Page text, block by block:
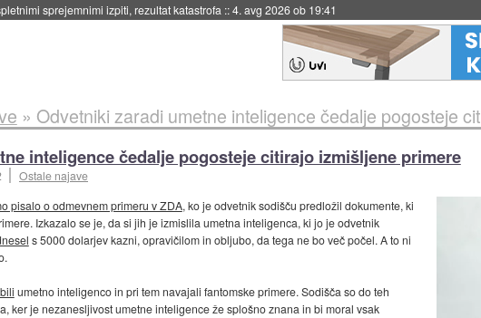
svojo raketo za večkratno uporabo::4. avg 2026 ob 19:41
» Odvetniki zaradi umetne inteligence čedalje pogosteje
inteligence čedalje pogosteje citirajo izmišljene primere
Ostale najave
pisalo o odmevnem primeru v ZDA, ko je odvetnik sodišču predložil dokumente, ki
Izkazalo se je, da si jih je izmislila umetna inteligenca, ki jo je odvetnik
s 5000 dolarjev kazni, opravičilom in obljubo, da tega ne bo več počel. A to ni
umetno inteligenco in pri tem navajali fantomske primere. Sodišča so do teh
ker je nezanesljivost umetne inteligence že splošno znana in bi moral vsak